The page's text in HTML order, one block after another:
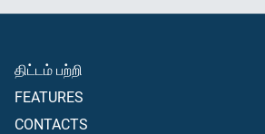
திட்டம் பற்றி
FEATURES
CONTACTS